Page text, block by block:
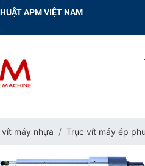
APM VIỆT NAM
vít máy nhựa Trục vít máy ép